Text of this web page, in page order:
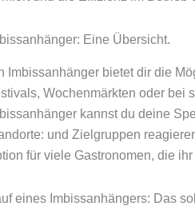
Eine Übersicht.
Imbissanhänger bietet dir die
Wochenmärkten oder bei
kannst du deine
und Zielgruppen
für viele Gastronomen, die
eines Imbissanhängers: Das